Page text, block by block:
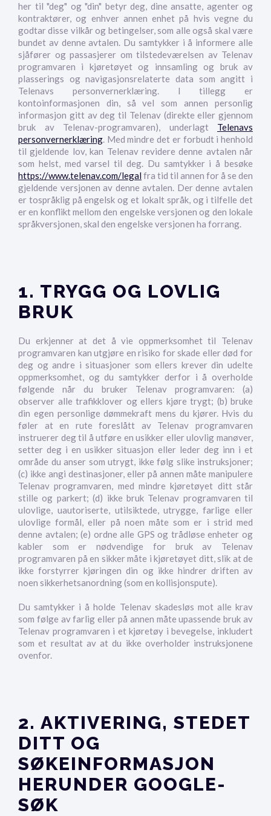
her til "deg" og "din" betyr deg, dine ansatte, agenter og
kontraktører, og enhver annen enhet på hvis vegne du
godtar disse vilkår og betingelser, som alle også skal være
bundet av denne avtalen. Du samtykker i å informere alle
sjåfører og passasjerer om tilstedeværelsen av Telenav
programvaren i kjøretøyet og innsamling og bruk av
plasserings og navigasjonsrelaterte data som angitt i
Telenavs personvernerklæring. I tillegg er
kontoinformasjonen din, så vel som annen personlig
informasjon gitt av deg til Telenav (direkte eller gjennom
bruk av Telenav-programvaren), underlagt Telenavs
personvernerklæring. Med mindre det er forbudt i henhold
til gjeldende lov, kan Telenav revidere denne avtalen når
som helst, med varsel til deg. Du samtykker i å besøke
https://www.telenav.com/legal fra tid til annen for å se den
gjeldende versjonen av denne avtalen. Der denne avtalen
er tospråklig på engelsk og et lokalt språk, og i tilfelle det
er en konflikt mellom den engelske versjonen og den lokale
språkversjonen, skal den engelske versjonen ha forrang.
1. TRYGG OG LOVLIG
BRUK
Du erkjenner at det å vie oppmerksomhet til Telenav
programvaren kan utgjøre en risiko for skade eller død for
deg og andre i situasjoner som ellers krever din udelte
oppmerksomhet, og du samtykker derfor i å overholde
følgende når du bruker Telenav programvaren: (a)
observer alle trafikklover og ellers kjøre trygt; (b) bruke
din egen personlige dømmekraft mens du kjører. Hvis du
føler at en rute foreslått av Telenav programvaren
instruerer deg til å utføre en usikker eller ulovlig manøver,
setter deg i en usikker situasjon eller leder deg inn i et
område du anser som utrygt, ikke følg slike instruksjoner;
(c) ikke angi destinasjoner, eller på annen måte manipulere
Telenav programvaren, med mindre kjøretøyet ditt står
stille og parkert; (d) ikke bruk Telenav programvaren til
ulovlige, uautoriserte, utilsiktede, utrygge, farlige eller
ulovlige formål, eller på noen måte som er i strid med
denne avtalen; (e) ordne alle GPS og trådløse enheter og
kabler som er nødvendige for bruk av Telenav
programvaren på en sikker måte i kjøretøyet ditt, slik at de
ikke forstyrrer kjøringen din og ikke hindrer driften av
noen sikkerhetsanordning (som en kollisjonspute).
Du samtykker i å holde Telenav skadesløs mot alle krav
som følge av farlig eller på annen måte upassende bruk av
Telenav programvaren i et kjøretøy i bevegelse, inkludert
som et resultat av at du ikke overholder instruksjonene
ovenfor.
2. AKTIVERING, STEDET
DITT OG
SØKEINFORMASJON
HERUNDER GOOGLE-
SØK